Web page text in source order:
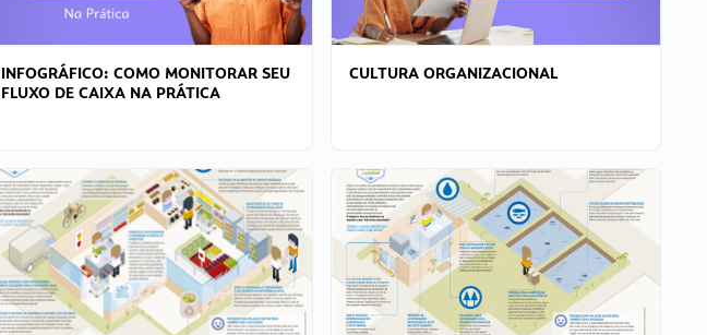
INFOGRÁFICO: COMO MONITORAR SEU
FLUXO DE CAIXA NA PRÁTICA
CULTURA ORGANIZACIONAL